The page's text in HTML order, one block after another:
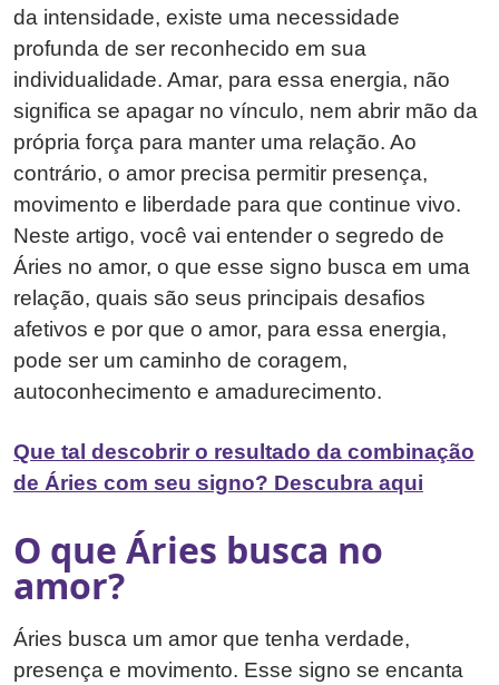
da intensidade, existe uma necessidade
profunda de ser reconhecido em sua
individualidade. Amar, para essa energia, não
significa se apagar no vínculo, nem abrir mão da
própria força para manter uma relação. Ao
contrário, o amor precisa permitir presença,
movimento e liberdade para que continue vivo.
Neste artigo, você vai entender o segredo de
Áries no amor, o que esse signo busca em uma
relação, quais são seus principais desafios
afetivos e por que o amor, para essa energia,
pode ser um caminho de coragem,
autoconhecimento e amadurecimento.
Que tal descobrir o resultado da combinação
de Áries com seu signo? Descubra aqui
O que Áries busca no
amor?
Áries busca um amor que tenha verdade,
presença e movimento. Esse signo se encanta